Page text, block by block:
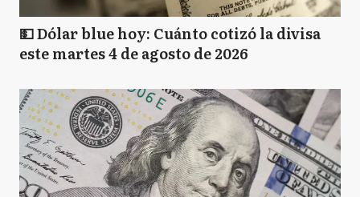
💵 Dólar blue hoy: Cuánto cotizó la divisa
este martes 4 de agosto de 2026